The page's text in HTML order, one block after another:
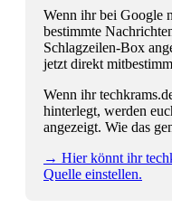
Wenn ihr bei Google
bestimmte
Schlagzeilen-Box
jetzt direkt
Wenn ihr
hinterlegt, werden
angezeigt. Wie das
→ Hier könnt ihr
Quelle einstellen.